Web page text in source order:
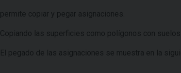
permite copiar y pegar asignaciones.
Copiando las superficies como polígonos con suelos
El pegado de las asignaciones se muestra en la